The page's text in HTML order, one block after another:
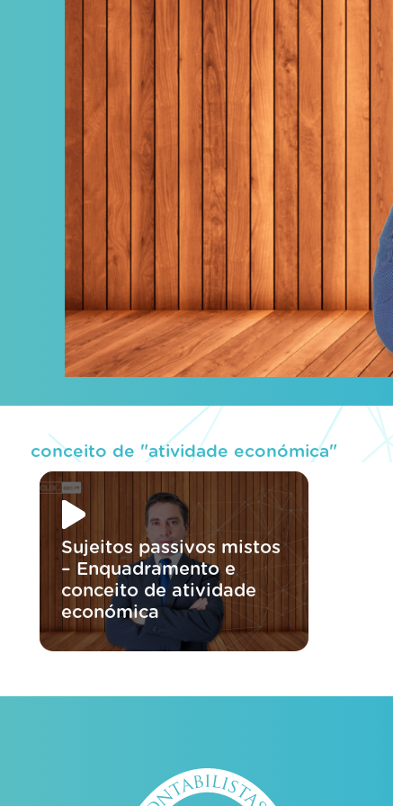
conceito de "atividade económica"
Sujeitos passivos mistos
– Enquadramento e
conceito de atividade
económica